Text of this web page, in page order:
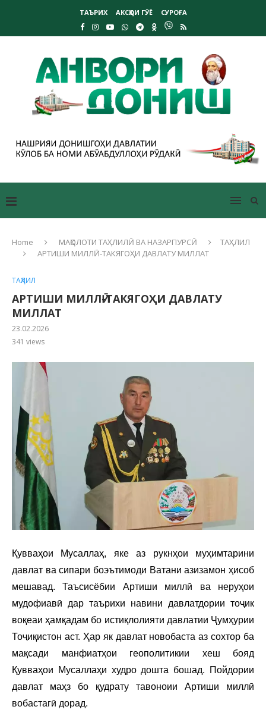
ТАЪРИХ АКСҲОИ ГӮЁ СУРОҒА
Home МАҚОЛОТИ ТАҲЛИЛӢ ВА НАЗАРПУРСӢ
ТАҲЛИЛ
АРТИШИ МИЛЛӢ-ТАКЯГОҲИ ДАВЛАТУ МИЛЛАТ
ТАҲЛИЛ
АРТИШИ МИЛЛӢ-ТАКЯГОҲИ ДАВЛАТУ
МИЛЛАТ
23.02.2026
341 views
Қувваҳои Мусаллаҳ, яке аз рукнҳои муҳимтарини
давлат ва сипари боэътимоди Ватани азизамон ҳисоб
мешавад. Таъсисёбии Артиши миллӣ ва неруҳои
мудофиавӣ дар таърихи навини давлатдории тоҷик
воқеаи ҳамқадам бо истиқлолияти давлатии Ҷумҳурии
Тоҷиқистон аст. Ҳар як давлат новобаста аз сохтор ба
мақсади манфиатҳои геополитикии хеш бояд
Қувваҳои Мусаллаҳи худро дошта бошад. Пойдории
давлат маҳз бо қудрату тавоноии Артиши миллӣ
вобастагӣ дорад.